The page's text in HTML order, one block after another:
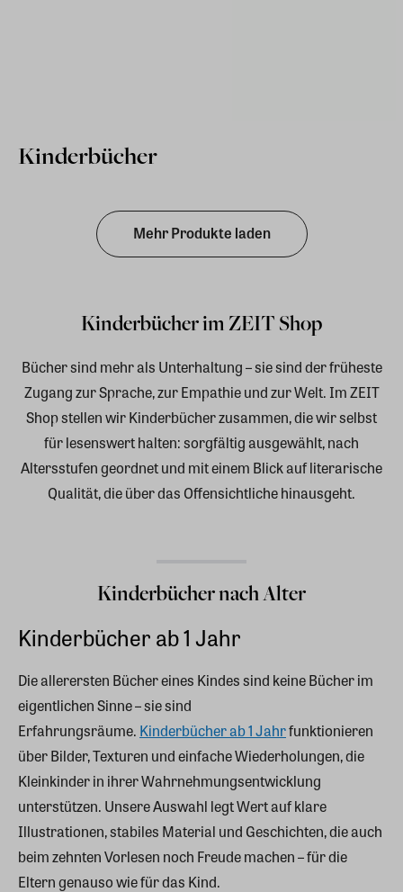
Kinderbücher
Mehr Produkte laden
Kinderbücher im ZEIT Shop
Bücher sind mehr als Unterhaltung – sie sind der früheste
Zugang zur Sprache, zur Empathie und zur Welt. Im ZEIT
Shop stellen wir Kinderbücher zusammen, die wir selbst
für lesenswert halten: sorgfältig ausgewählt, nach
Altersstufen geordnet und mit einem Blick auf literarische
Qualität, die über das Offensichtliche hinausgeht.
Kinderbücher nach Alter
Kinderbücher ab 1 Jahr
Die allerersten Bücher eines Kindes sind keine Bücher im
eigentlichen Sinne – sie sind
Erfahrungsräume. Kinderbücher ab 1 Jahrfunktionieren
über Bilder, Texturen und einfache Wiederholungen, die
Kleinkinder in ihrer Wahrnehmungsentwicklung
unterstützen. Unsere Auswahl legt Wert auf klare
Illustrationen, stabiles Material und Geschichten, die auch
beim zehnten Vorlesen noch Freude machen – für die
Eltern genauso wie für das Kind.